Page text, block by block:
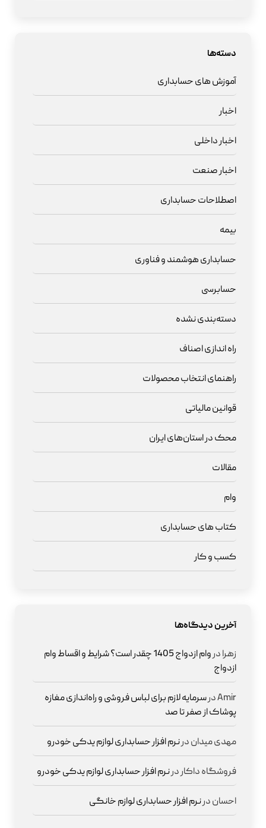
دسته‌ها
آموزش های حسابداری
اخبار
اخبار داخلی
اخبار صنعت
اصطلاحات حسابداری
بیمه
حسابداری هوشمند و فناوری
حسابرسی
دسته‌بندی نشده
راه اندازی اصناف
راهنمای انتخاب محصولات
قوانین مالیاتی
محک در استان‌های ایران
مقالات
وام
کتاب های حسابداری
کسب و کار
آخرین دیدگاه‌ها
زهرادر
وام ازدواج 1405 چقدر است؟ شرایط و اقساط وام
ازدواج
Amirدرسرمایه لازم برای لباس فروشی و راه‌اندازی مغازه
پوشاک از صفر تا صد
مهدی میداندرنرم افزار حسابداری لوازم یدکی خودرو
فروشگاه داکاردرنرم افزار حسابداری لوازم یدکی خودرو
احساندرنرم افزار حسابداری لوازم خانگی